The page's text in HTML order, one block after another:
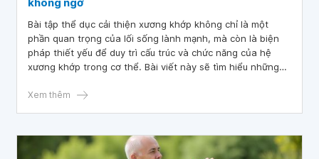
Bài tập thể dục cải thiện xương khớp không chỉ là một
phần quan trọng của lối sống lành mạnh, mà còn là biện
pháp thiết yếu để duy trì cấu trúc và chức năng của hệ
xương khớp trong cơ thể. Bài viết này sẽ tìm hiểu những
luyện ổn định.
Xem thêm